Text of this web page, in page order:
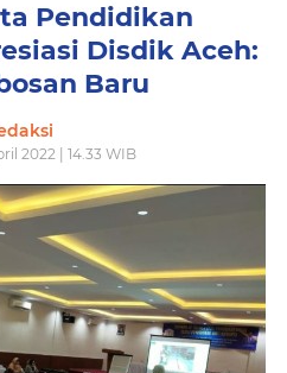
Pendidikan
Disdik Aceh:
Baru
2022 | 14.33 WIB